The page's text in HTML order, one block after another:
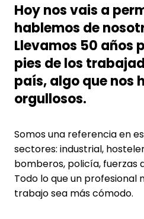
Hoy nos vais a
hablemos de
Llevamos 50 años
pies de los
país, algo que nos
orgullosos.
Somos una referencia en
sectores: industrial,
bomberos, policía, fuerzas
Todo lo que un profesional
trabajo sea más cómodo.